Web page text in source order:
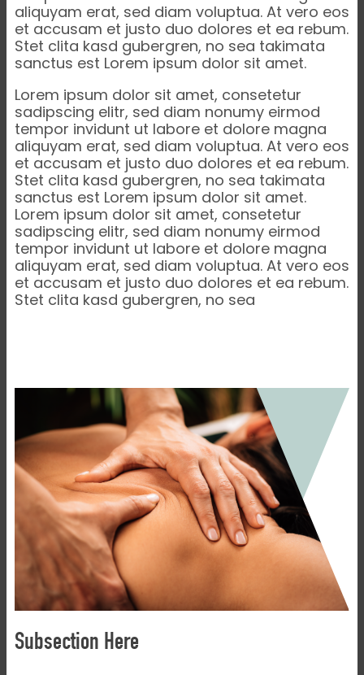
aliquyam erat, sed diam voluptua. At vero eos
et accusam et justo duo dolores et ea rebum.
Stet clita kasd gubergren, no sea takimata
sanctus est Lorem ipsum dolor sit amet.
Lorem ipsum dolor sit amet, consetetur
sadipscing elitr, sed diam nonumy eirmod
tempor invidunt ut labore et dolore magna
aliquyam erat, sed diam voluptua. At vero eos
et accusam et justo duo dolores et ea rebum.
Stet clita kasd gubergren, no sea takimata
sanctus est Lorem ipsum dolor sit amet.
Lorem ipsum dolor sit amet, consetetur
sadipscing elitr, sed diam nonumy eirmod
tempor invidunt ut labore et dolore magna
aliquyam erat, sed diam voluptua. At vero eos
et accusam et justo duo dolores et ea rebum.
Stet clita kasd gubergren, no sea
Subsection Here